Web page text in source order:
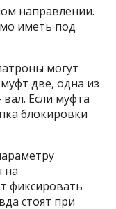
направлении.
иметь под
могут
две, одна из
Если муфта
блокировки
на
фиксировать
стоят при